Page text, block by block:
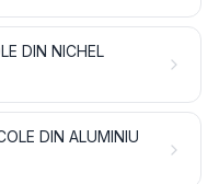
DIN NICHEL
DIN ALUMINIU